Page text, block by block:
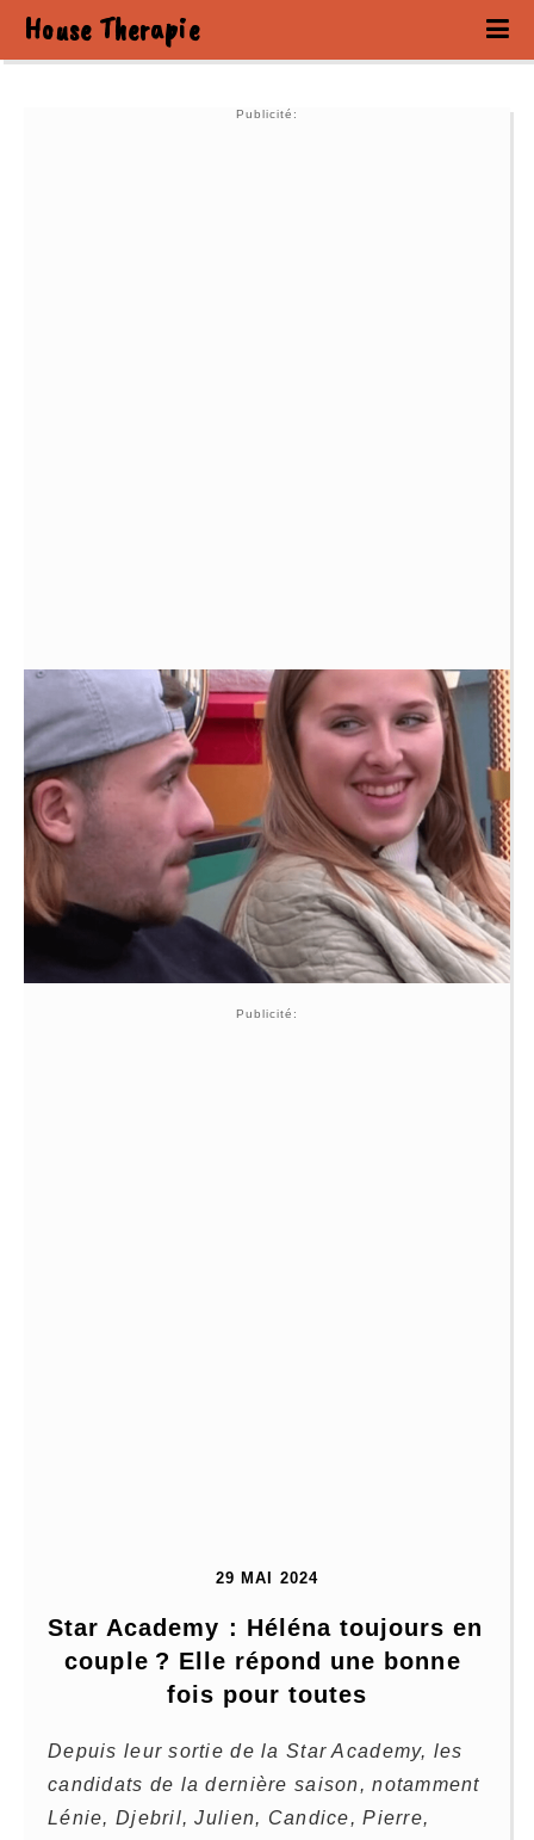
House Therapie
Publicité:
Publicité:
29 MAI 2024
Star Academy : Héléna toujours en
couple ? Elle répond une bonne
fois pour toutes
Depuis leur sortie de la Star Academy, les
candidats de la dernière saison, notamment
Lénie, Djebril, Julien, Candice, Pierre,